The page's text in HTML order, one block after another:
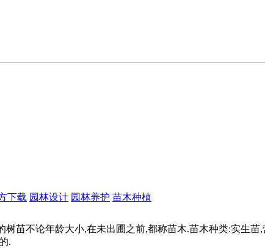
下载 园林设计 园林养护 苗木种植
苗不论年龄大小,在未出圃之前,都称苗木.苗木种类:实生
.